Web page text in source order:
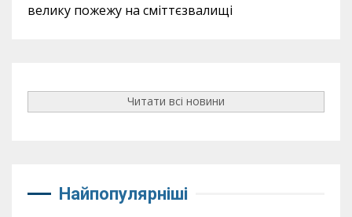
велику пожежу на сміттєзвалищі
Читати всі новини
Найпопулярніші